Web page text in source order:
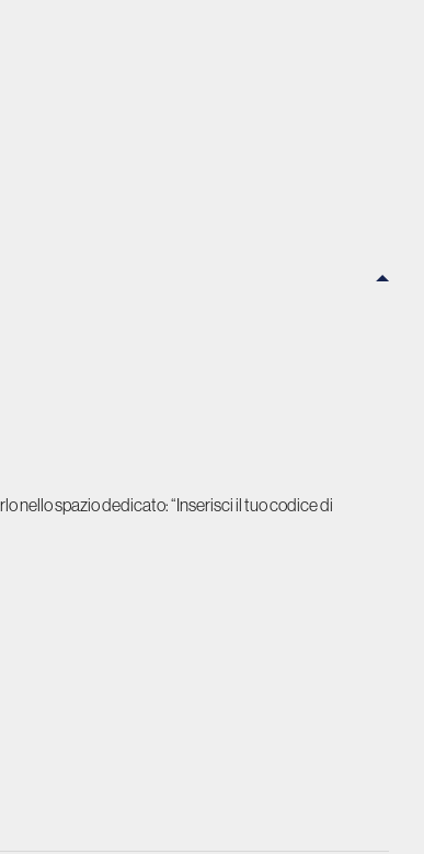
nello spazio dedicato: “Inserisci il tuo codice di